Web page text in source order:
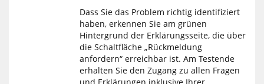
Dass Sie das Problem richtig identifiziert
haben, erkennen Sie am grünen
Hintergrund der Erklärungsseite, die über
die Schaltfläche „Rückmeldung
anfordern“ erreichbar ist. Am Testende
erhalten Sie den Zugang zu allen Fragen